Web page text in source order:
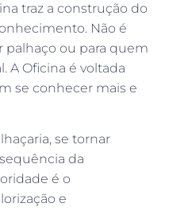
traz a construção do
Não é
palhaço ou para quem
A Oficina é voltada
se conhecer mais e
se tornar
da
é o
e